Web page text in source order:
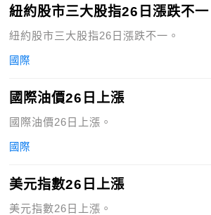
紐約股市三大股指26日漲跌不一
紐約股市三大股指26日漲跌不一。
國際
國際油價26日上漲
國際油價26日上漲。
國際
美元指數26日上漲
美元指數26日上漲。